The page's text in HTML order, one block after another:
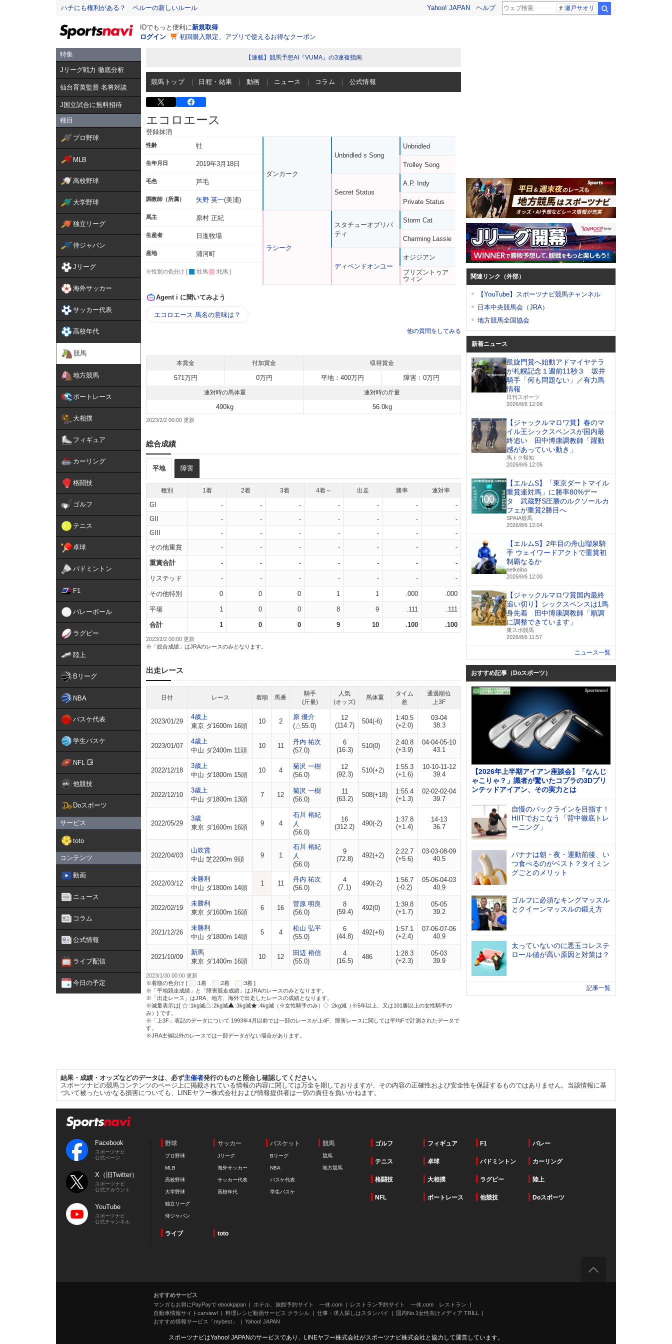
ハチにも権利がある？ ペルーの新しいルール Yahoo! JAPAN ヘルプ 瀬戸サオリ
IDでもっと便利に新規取得
ログイン
初回購入限定、アプリで使えるお得なクーポン
特集
Jリーグ戦力 徹底分析
仙台育英監督 名将対談
J国立試合に無料招待
種目
プロ野球
MLB
高校野球
大学野球
独立リーグ
侍ジャパン
Jリーグ
海外サッカー
サッカー代表
高校年代
競馬
地方競馬
ボートレース
大相撲
フィギュア
カーリング
格闘技
ゴルフ
テニス
卓球
バドミントン
F1
バレーボール
ラグビー
陸上
Bリーグ
NBA
バスケ代表
学生バスケ
NFL
他競技
Doスポーツ
サービス
toto
コンテンツ
動画
ニュース
コラム
公式情報
ライブ配信
今日の予定
【連載】競馬予想AI『VUMA』の3連複指南
競馬トップ 日程・結果 動画 ニュース コラム 公式情報
エコロエース
登録抹消
性齢 牡
生年月日 2019年3月18日
毛色 芦毛
調教師（所属） 矢野 英一(美浦)
馬主 原村 正紀
生産者 日進牧場
産地 浦河町
※性別の色分け [ :牡馬 :牝馬 ]
ダンカーク
ラシーク
Unbridled s Song
Secret Status
スタチューオブリバ
ティ
ディペンドオンユー
Unbridled
Trolley Song
A.P. Indy
Private Status
Storm Cat
Charming Lassie
オジジアン
ブリズントゥア
ウィン
Agent i に聞いてみよう
エコロエース 馬名の意味は？
他の質問をしてみる
本賞金 付加賞金 収得賞金
571万円 0万円 平地：400万円 障害：0万円
連対時の馬体重 連対時の斤量
490kg 56.0kg
2023/2/2 00:00
総合成績
平地 障害
種別 1着 2着 3着 4着～ 出走 勝率 連対率
GI - - - - - -
-
GII
- - - - - -
-
GIII
- - - - - -
-
その他重賞
- - - - - - -
重賞合計 - - - - - - -
リステッド - - - - - - -
その他特別 0 0 0 1 1 .000 .000
平場 1 0 0 8 9 .111 .111
合計 1 0 0 9 10 .100 .100
2023/2/2 00:00 更新
※「総合成績」はJRAのレースのみとなります。
出走レース
日付 レース 着順 馬番
騎手
(斤量)
人気
(オッズ)
馬体重
タイム
差
通過順位
上3F
2023/01/29
4歳上
東京 ダ1600m 16頭
10 2
原 優介
(△55.0)
12
(114.7)
504(-6)
1:40.5
(+2.0)
03-04
38.3
2023/01/07
4歳上
中山 ダ2400m 11頭
10 11
丹内 祐次
(57.0)
6
(16.3)
510(0)
2:40.8
(+3.9)
04-04-05-10
43.1
2022/12/18
3歳上
中山 ダ1800m 15頭
10 4
菊沢 一樹
(56.0)
12
(92.3)
510(+2)
1:55.3
(+1.6)
10-10-11-12
39.4
2022/12/10
3歳上
中山 ダ1800m 13頭
7 12
菊沢 一樹
(56.0)
11
(63.2)
508(+18)
1:55.4
(+1.3)
02-02-02-04
39.7
2022/05/29
3歳
東京 ダ1600m 16頭
9 4
石川 裕紀
人
(56.0)
16
(312.2)
490(-2)
1:37.8
(+1.4)
14-13
36.7
2022/04/03
山吹賞
中山 芝2200m 9頭
9 1
石川 裕紀
人
(56.0)
9
(72.8)
492(+2)
2:22.7
(+5.6)
03-03-08-09
40.5
2022/03/12
未勝利
中山 ダ1800m 14頭
1 11
丹内 祐次
(56.0)
4
(7.1)
490(-2)
1:56.7
(-0.2)
05-06-04-03
40.9
2022/02/19
未勝利
東京 ダ1600m 16頭
6 16
菅原 明良
(56.0)
8
(59.4)
492(0)
1:39.8
(+1.7)
05-05
39.2
2021/12/26
未勝利
中山 ダ1800m 14頭
5 4
松山 弘平
(55.0)
6
(44.8)
492(+6)
1:57.1
(+2.4)
07-06-07-06
40.9
2021/10/09
新馬
東京 ダ1400m 16頭
10 12
田辺 裕信
(55.0)
4
(16.5)
486
1:28.3
(+2.3)
05-03
39.9
2023/1/30 00:00 更新
※着順の色分け [
:1着 :2着
:3着 ]
※「平地競走成績」と「障害競走成績」はJRAのレースのみとなります。
※「出走レース」はJRA、地方、海外で出走したレースの成績となります。
※減量表示は[
:1kg減 :2kg減 :3kg減 :4kg減（※女性騎手のみ）
:2kg減（※5年以上、又は101勝以上の女性騎手の
み）] です。
※「上3F」表記のデータについて 1993年4月以前では一部のレースが上4F、障害レースに関しては平均Fで計測されたデータで
す。
※JRA主催以外のレースでは一部データがない場合があります。
関連リンク（外部）
【YouTube】スポーツナビ競馬チャンネル
日本中央競馬会（JRA）
地方競馬全国協会
新着ニュース
凱旋門賞へ始動アドマイヤテラ
が札幌記念１週前11秒３ 坂井
騎手「何も問題ない」／有力馬
情報
日刊スポーツ
2026/8/6 12:08
【ジャックルマロワ賞】春のマ
イル王シックスペンスが国内最
終追い 田中博康調教師「躍動
感があっていい動き」
馬トク報知
2026/8/6 12:05
【エルムS】「東京ダートマイル
重賞連対馬」に勝率80%デー
タ 武蔵野S圧勝のルクソールカ
フェが重賞2勝目へ
SPAIA競馬
2026/8/6 12:04
【エルムS】2年目の舟山瑠泉騎
手 ウェイワードアクトで重賞初
制覇なるか
netkeiba
2026/8/6 12:00
【ジャックルマロワ賞国内最終
追い切り】シックスペンスは1馬
身先着 田中博康調教師「順調
に調整できています」
東スポ競馬
2026/8/6 11:57
ニュース一覧
おすすめ記事（Doスポーツ）
【2026年上半期アイアン座談会】「なんじ
ゃこりゃ？」識者が驚いたコブラの3Dプリ
ンテッドアイアン、その実力とは
自慢のバックラインを目指す！
HIITでおこなう「背中徹底トレ
ーニング」
バナナは朝・夜・運動前後、い
つ食べるのがベスト？タイミン
グごとのメリット
ゴルフに必須なキングマッスル
とクイーンマッスルの鍛え方
太っていないのに悪玉コレステ
ロール値が高い原因と対策は？
記事一覧
結果・成績・オッズなどのデータは、必ず主催者発行のものと照合し確認してください。
スポーツナビの競馬コンテンツのページ上に掲載されている情報の内容に関しては万全を期しておりますが、その内容の正確性および安全性を保証するものではありません。当該情報に基
づいて被ったいかなる損害についても、LINEヤフー株式会社および情報提供者は一切の責任を負いかねます。
Facebook
スポーツナビ
公式ページ
X（旧Twitter）
スポーツナビ
公式アカウント
YouTube
スポーツナビ
公式チャンネル
野球
プロ野球
MLB
高校野球
大学野球
独立リーグ
侍ジャパン
サッカー
Jリーグ
海外サッカー
サッカー代表
高校年代
バスケット
Bリーグ
NBA
バスケ代表
学生バスケ
競馬
競馬
地方競馬
ゴルフ フィギュア F1 バレー
テニス 卓球 バドミントン カーリング
格闘技 大相撲 ラグビー 陸上
NFL ボートレース 他競技 Doスポーツ
ライブ toto
おすすめサービス
マンガもお得にPayPayで ebookjapan
ホテル、旅館予約サイト 一休.com
レストラン予約サイト 一休.com レストラン
自動車情報サイトcarview!
料理レシピ動画サービス クラシル 仕事・求人探しはスタンバイ
国内No.1女性向けメディア TRILL
おすすめ情報サービス「mybest」
Yahoo! JAPAN
スポーツナビはYahoo! JAPANのサービスであり、LINEヤフー株式会社がスポーツナビ株式会社と協力して運営しています。